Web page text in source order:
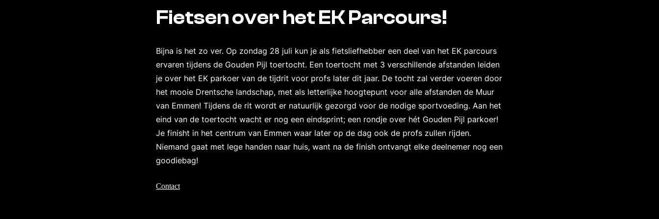
Fietsen over het EK Parcours!
Bijna is het zo ver. Op zondag 28 juli kun je als fietsliefhebber een deel van het EK parcours
ervaren tijdens de Gouden Pijl toertocht. Een toertocht met 3 verschillende afstanden leiden
je over het EK parkoer van de tijdrit voor profs later dit jaar. De tocht zal verder voeren door
het mooie Drentsche landschap, met als letterlijke hoogtepunt voor alle afstanden de Muur
van Emmen! Tijdens de rit wordt er natuurlijk gezorgd voor de nodige sportvoeding. Aan het
eind van de toertocht wacht er nog een eindsprint; een rondje over hét Gouden Pijl parkoer!
Je finisht in het centrum van Emmen waar later op de dag ook de profs zullen rijden.
Niemand gaat met lege handen naar huis, want na de finish ontvangt elke deelnemer nog een
goodiebag!
Contact